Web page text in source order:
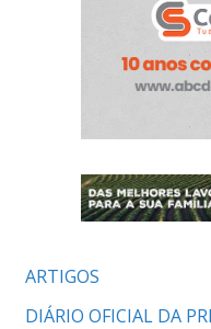
ARTIGOS
DIÁRIO OFICIAL DA